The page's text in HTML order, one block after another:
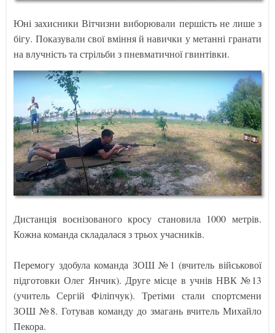
Юні захисники Вітчизни виборювали першість не лише з
бігу. Показували свої вміння й навички у метанні гранати
на влучність та стрільби з пневматичної гвинтівки.
Дистанція воєнізованого кросу становила 1000 метрів.
Кожна команда складалася з трьох учасників.
Перемогу здобула команда ЗОШ №1 (вчитель військової
підготовки Олег Янчик). Друге місце в учнів НВК №13
(учитель Сергій Філіпчук). Третіми стали спортсмени
ЗОШ №8. Готував команду до змагань вчитель Михайло
Пекора.